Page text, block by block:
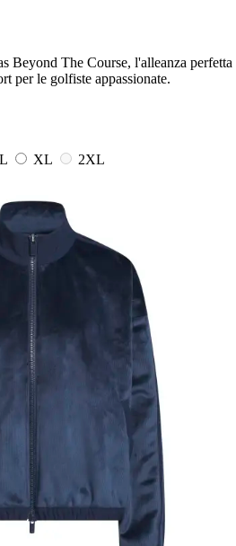
Beyond The Course, l'alleanza perfetta
per le golfiste appassionate.
L XL
2XL